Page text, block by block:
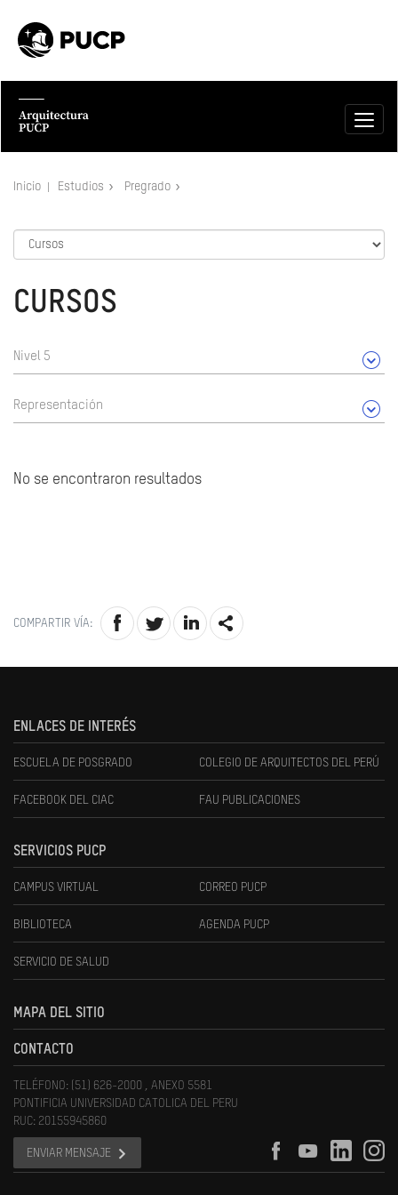
Inicio Estudios Pregrado
CURSOS
Nivel 5
Representación
No se encontraron resultados
COMPARTIR VÍA:
ENLACES DE INTERÉS
ESCUELA DE POSGRADO COLEGIO DE ARQUITECTOS DEL PERÚ
FACEBOOK DEL CIAC FAU PUBLICACIONES
SERVICIOS PUCP
CAMPUS VIRTUAL CORREO PUCP
BIBLIOTECA AGENDA PUCP
SERVICIO DE SALUD
MAPA DEL SITIO
CONTACTO
TELÉFONO: (51) 626-2000 , ANEXO 5581
PONTIFICIA UNIVERSIDAD CATOLICA DEL PERU
RUC: 20155945860
ENVIAR MENSAJE